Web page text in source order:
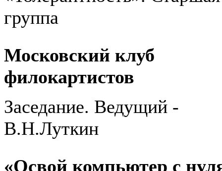
группа
Московский клуб
филокартистов
Заседание. Ведущий -
В.Н.Луткин
«Освой компьютер с